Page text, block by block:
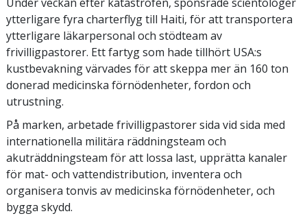
ytterligare fyra charterflyg till Haiti, för att transportera
ytterligare läkarpersonal och stödteam av
frivilligpastorer. Ett fartyg som hade tillhört USA:s
kustbevakning värvades för att skeppa mer än 160 ton
donerad medicinska förnödenheter, fordon och
utrustning.
På marken, arbetade frivilligpastorer sida vid sida med
internationella militära räddningsteam och
akuträddningsteam för att lossa last, upprätta kanaler
för mat- och vattendistribution, inventera och
organisera tonvis av medicinska förnödenheter, och
bygga skydd.